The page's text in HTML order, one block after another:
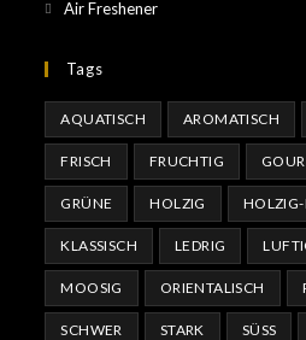
Air Freshener
Tags
AQUATISCH AROMATISCH
FRISCH FRUCHTIG
GRÜNE HOLZIG
KLASSISCH LEDRIG
MOOSIG ORIENTALISCH
SCHWER STARK SÜSS